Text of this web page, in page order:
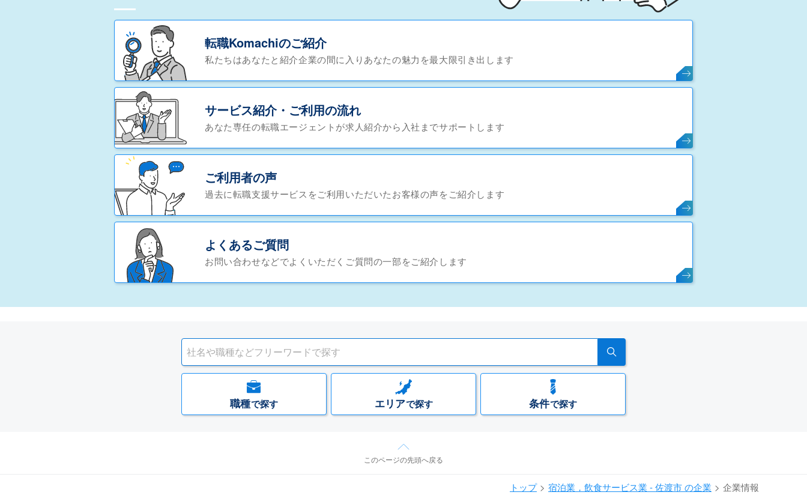
転職Komachiのご紹介
私たちはあなたと紹介企業の間に入りあなたの魅力を最大限引き出します
サービス紹介・ご利用の流れ
あなた専任の転職エージェントが求人紹介から入社までサポートします
ご利用者の声
過去に転職支援サービスをご利用いただいたお客様の声をご紹介します
よくあるご質問
お問い合わせなどでよくいただくご質問の一部をご紹介します
職種で探す エリアで探す 条件で探す
このページの先頭へ戻る
トップ 宿泊業，飲食サービス業 - 佐渡市 の企業 企業情報